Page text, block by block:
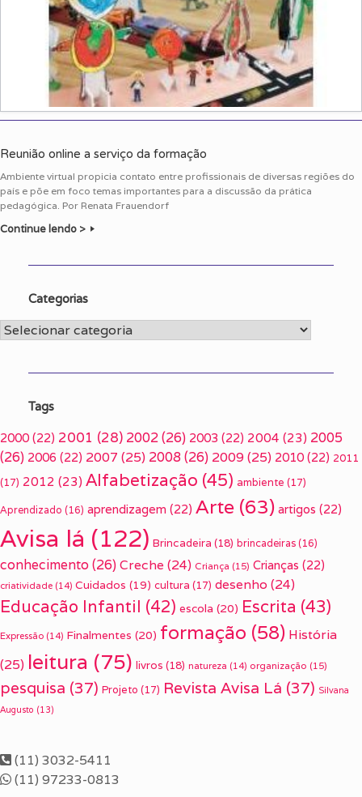
Reunião online a serviço da formação
Ambiente virtual propicia contato entre profissionais de diversas regiões do
país e põe em foco temas importantes para a discussão da prática
pedagógica. Por Renata Frauendorf
Continue lendo >
Categorias
Categorias
Tags
2000 (22) 2001 (28) 2002(26) 2003 (22) 2004 (23) 2005
(26) 2006 (22) 2007 (25) 2008(26) 2009(25) 2010 (22) 2011
(17) 2012 (23) Alfabetização (45) ambiente (17)
Aprendizado (16) aprendizagem (22) Arte (63) artigos (22)
Avisa lá (122) Brincadeira (18) brincadeiras (16)
conhecimento(26) Creche (24) Criança (15) Crianças (22)
criatividade (14) Cuidados (19) cultura (17) desenho (24)
Educação Infantil (42) escola (20) Escrita (43)
Expressão (14) Finalmentes (20) formação (58) História
(25) leitura (75) livros (18) natureza (14) organização (15)
pesquisa (37) Projeto (17) Revista Avisa Lá (37) Silvana
Augusto (13)
(11) 3032-5411
(11) 97233-0813